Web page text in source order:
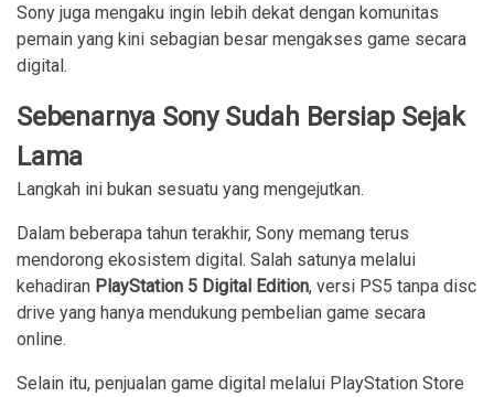
Sony juga mengaku ingin lebih dekat dengan komunitas
pemain yang kini sebagian besar mengakses game secara
digital.
Sebenarnya Sony Sudah Bersiap Sejak
Lama
Langkah ini bukan sesuatu yang mengejutkan.
Dalam beberapa tahun terakhir, Sony memang terus
mendorong ekosistem digital. Salah satunya melalui
kehadiran PlayStation 5 Digital Edition, versi PS5 tanpa disc
drive yang hanya mendukung pembelian game secara
online.
Selain itu, penjualan game digital melalui PlayStation Store